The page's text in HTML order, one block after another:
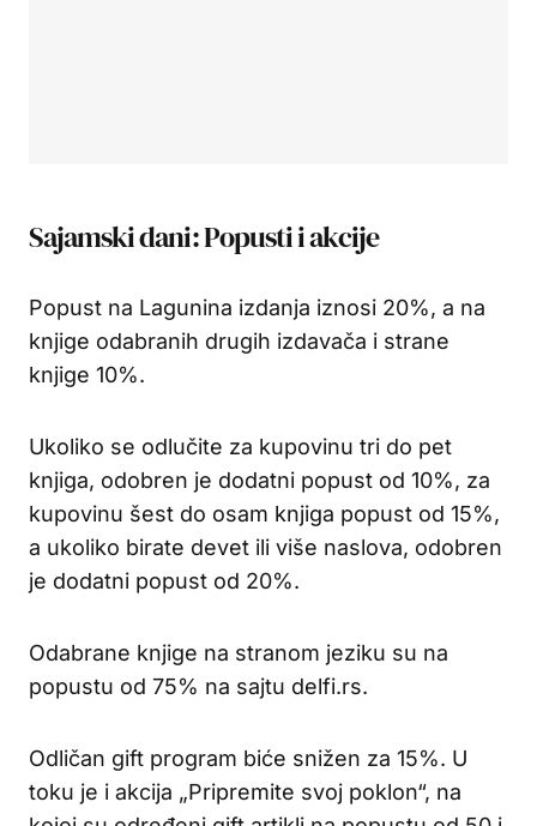
Sajamski dani: Popusti i akcije
Popust na Lagunina izdanja iznosi 20%, a na
knjige odabranih drugih izdavača i strane
knjige 10%.
Ukoliko se odlučite za kupovinu tri do pet
knjiga, odobren je dodatni popust od 10%, za
kupovinu šest do osam knjiga popust od 15%,
a ukoliko birate devet ili više naslova, odobren
je dodatni popust od 20%.
Odabrane knjige na stranom jeziku su na
popustu od 75% na sajtu delfi.rs.
Odličan gift program biće snižen za 15%. U
toku je i akcija „Pripremite svoj poklon“, na